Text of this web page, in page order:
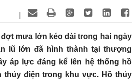
|
mưa lớn kéo dài trong hai ngày
lũ lớn đã hình thành tại thượng
áp lực đáng kể lên hệ thống hồ
thủy điện trong khu vực. Hồ thủy